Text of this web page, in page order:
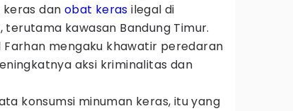
dan obat keras ilegal di
terutama kawasan Bandung Timur.
Farhan mengaku khawatir peredaran
aksi kriminalitas dan
konsumsi minuman keras, itu yang